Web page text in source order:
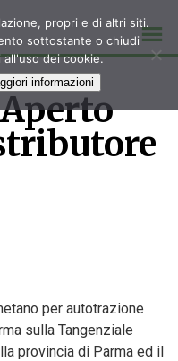
per autotrazione
sulla Tangenziale
provincia di Parma ed il
propri e di altri siti.
sottostante o chiudi
dei cookie.
informazioni